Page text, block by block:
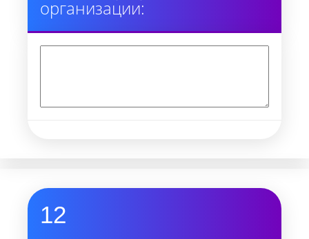
организации:
12